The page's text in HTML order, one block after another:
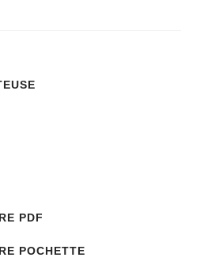
PDF
POCHETTE